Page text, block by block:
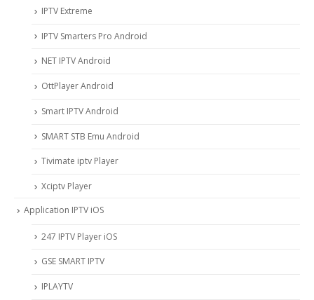
IPTV Extreme
IPTV Smarters Pro Android
NET IPTV Android
OttPlayer Android
Smart IPTV Android
SMART STB Emu Android
Tivimate iptv Player
Xciptv Player
Application IPTV iOS
247 IPTV Player iOS
‎GSE SMART IPTV
IPLAYTV